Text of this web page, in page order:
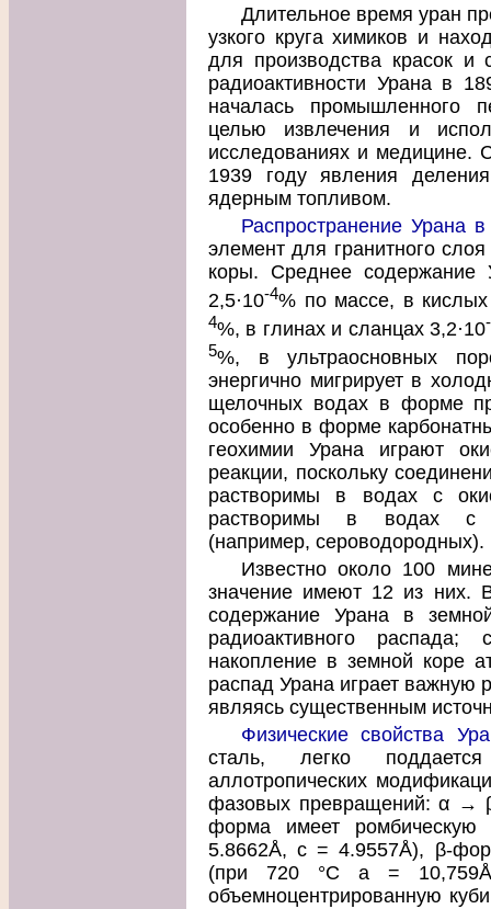
Длительное время уран
узкого круга химиков и
для производства красок и
радиоактивности Урана в
началась промышленного
целью извлечения и
исследованиях и медицине.
1939 году явления
ядерным топливом.
Распространение Урана
элемент для гранитного
коры. Среднее содержание
2,5·10-4% по массе, в
4%, в глинах и сланцах 3,2·10
5%, в ультраосновных
энергично мигрирует в
щелочных водах в форме
особенно в форме
геохимии Урана играют
реакции, поскольку
растворимы в водах с
растворимы в водах с
(например, сероводородных).
Известно около 100
значение имеют 12 из них.
содержание Урана в
радиоактивного
накопление в земной коре
распад Урана играет важную
являясь существенным
Физические свойства
сталь, легко
аллотропических
фазовых превращений: α →
форма имеет
5.8662Å, с = 4.9557Å), β-
(при 720 °С а =
объемноцентрированную